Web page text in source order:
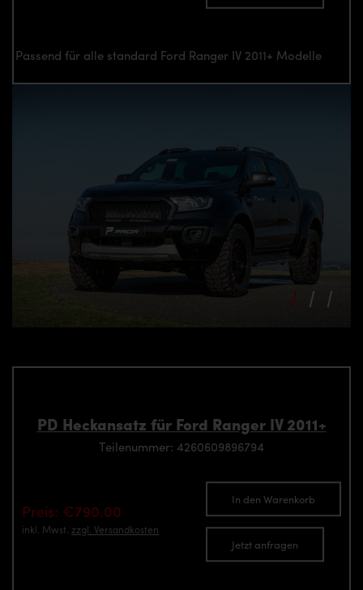
Passend für alle standard Ford Ranger IV 2011+ Modelle
PD Heckansatz für Ford Ranger IV 2011+
Teilenummer: 4260609896794
Preis: €790.00
inkl. Mwst. zzgl. Versandkosten
In den Warenkorb
Jetzt anfragen